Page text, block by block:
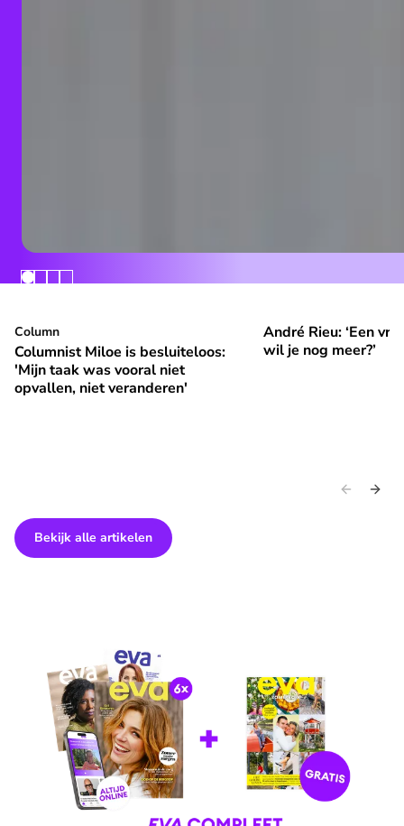
Columnist Miloe is besluiteloos: 'Mijn taak was vooral niet
⭐ Premium
Column
Columnist Miloe is besluiteloos:
'Mijn taak was vooral niet
opvallen, niet veranderen'
André Rieu: ‘Een
⭐Premium
André Rieu: ‘Een
wil je nog meer?’
Bekijk alle artikelen